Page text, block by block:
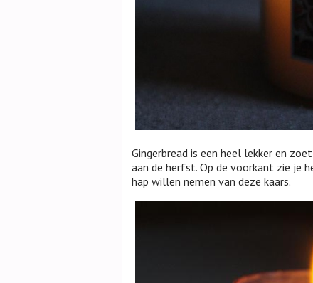
Gingerbread is een heel lekker en
aan de herfst. Op de voorkant zie je
hap willen nemen van deze kaars.